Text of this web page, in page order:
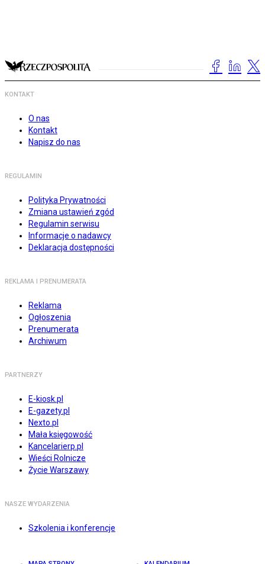
KONTAKT
O nas
Kontakt
Napisz do nas
REGULAMIN
Polityka Prywatności
Zmiana ustawień zgód
Regulamin serwisu
Informacje o nadawcy
Deklaracja dostępności
REKLAMA I PRENUMERATA
Reklama
Ogłoszenia
Prenumerata
Archiwum
PARTNERZY
E-kiosk.pl
E-gazety.pl
Nexto.pl
Mała księgowość
Kancelarierp.pl
Wieści Rolnicze
Życie Warszawy
NASZE WYDARZENIA
Szkolenia i konferencje